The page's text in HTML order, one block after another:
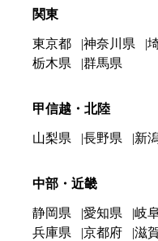
関東
東京都 神奈川県
栃木県
群馬県
甲信越・北陸
山梨県 長野県 新
中部・近畿
静岡県 愛知県 岐
兵庫県
京都府 滋